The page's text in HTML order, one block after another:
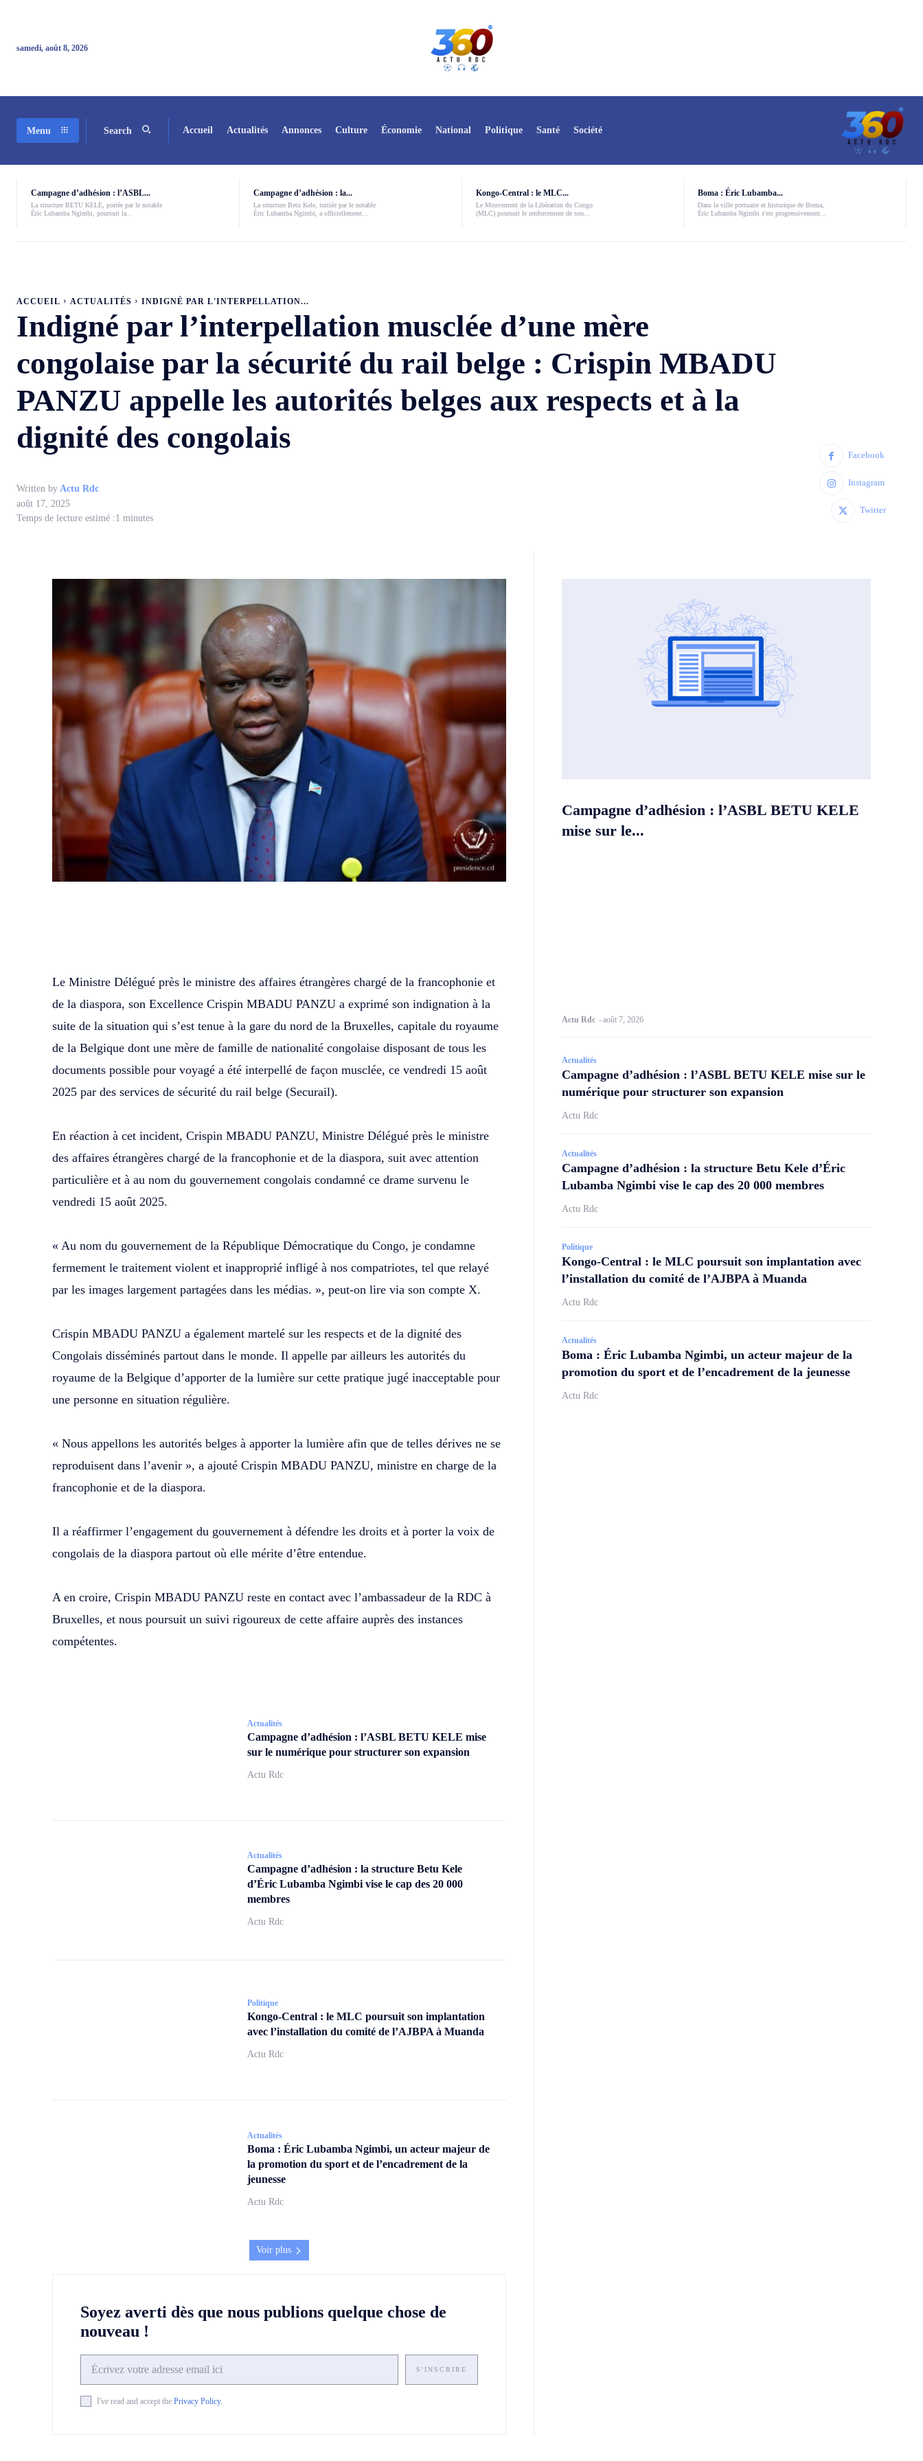
samedi, août 8, 2026
Menu Search Accueil Actualités Annonces Culture Économie National Politique Santé Société
Campagne d’adhésion : l’ASBL...
La structure BETU KELE, portée par le notable
Éric Lubamba Ngimbi, poursuit la...
Campagne d’adhésion : la...
La structure Betu Kele, initiée par le notable
Éric Lubamba Ngimbi, a officiellement...
Kongo-Central : le MLC...
Le Mouvement de la Libération du Congo
(MLC) poursuit le renforcement de son...
Boma : Éric Lubamba...
Dans la ville portuaire et historique de Boma,
Éric Lubamba Ngimbi s'est progressivement...
ACCUEIL ACTUALITÉS INDIGNÉ PAR L'INTERPELLATION...
Indigné par l’interpellation musclée d’une mère
congolaise par la sécurité du rail belge : Crispin MBADU
PANZU appelle les autorités belges aux respects et à la
dignité des congolais
Written by Actu Rdc
août 17, 2025
Temps de lecture estimé :1 minutes
Facebook
Instagram
Twitter
‎Le Ministre Délégué près le ministre des affaires étrangères chargé de la francophonie et
de la diaspora, son Excellence Crispin MBADU PANZU a exprimé son indignation à la
suite de la situation qui s’est tenue à la gare du nord de la Bruxelles, capitale du royaume
de la Belgique dont une mère de famille de nationalité congolaise disposant de tous les
documents possible pour voyagé a été interpellé de façon musclée, ce vendredi 15 août
2025 par des services de sécurité du rail belge (Securail).
‎En réaction à cet incident, Crispin MBADU PANZU, Ministre Délégué près le ministre
des affaires étrangères chargé de la francophonie et de la diaspora, suit avec attention
particulière et à au nom du gouvernement congolais condamné ce drame survenu le
vendredi 15 août 2025.
‎« Au nom du gouvernement de la République Démocratique du Congo, je condamne
fermement le traitement violent et inapproprié infligé à nos compatriotes, tel que relayé
par les images largement partagées dans les médias. », peut-on lire via son compte X.
‎Crispin MBADU PANZU a également martelé sur les respects et de la dignité des
Congolais disséminés partout dans le monde. Il appelle par ailleurs les autorités du
royaume de la Belgique d’apporter de la lumière sur cette pratique jugé inacceptable pour
une personne en situation régulière.
‎« Nous appellons les autorités belges à apporter la lumière afin que de telles dérives ne se
reproduisent dans l’avenir », a ajouté Crispin MBADU PANZU, ministre en charge de la
francophonie et de la diaspora.
‎Il a réaffirmer l’engagement du gouvernement à défendre les droits et à porter la voix de
congolais de la diaspora partout où elle mérite d’être entendue.
‎A en croire, Crispin MBADU PANZU reste en contact avec l’ambassadeur de la RDC à
Bruxelles, et nous poursuit un suivi rigoureux de cette affaire auprès des instances
compétentes.
Actualités
Campagne d’adhésion : l’ASBL BETU KELE mise
sur le numérique pour structurer son expansion
Actu Rdc
Actualités
Campagne d’adhésion : la structure Betu Kele
d’Éric Lubamba Ngimbi vise le cap des 20 000
membres
Actu Rdc
Politique
Kongo-Central : le MLC poursuit son implantation
avec l’installation du comité de l’AJBPA à Muanda
Actu Rdc
Actualités
Boma : Éric Lubamba Ngimbi, un acteur majeur de
la promotion du sport et de l’encadrement de la
jeunesse
Actu Rdc
Voir plus
Soyez averti dès que nous publions quelque chose de
nouveau !
S'INSCRIRE
I've read and accept the Privacy Policy.
Campagne d’adhésion : l’ASBL BETU KELE
mise sur le...
Actu Rdc -août 7, 2026
Actualités
Campagne d’adhésion : l’ASBL BETU KELE mise sur le
numérique pour structurer son expansion
Actu Rdc
Actualités
Campagne d’adhésion : la structure Betu Kele d’Éric
Lubamba Ngimbi vise le cap des 20 000 membres
Actu Rdc
Politique
Kongo-Central : le MLC poursuit son implantation avec
l’installation du comité de l’AJBPA à Muanda
Actu Rdc
Actualités
Boma : Éric Lubamba Ngimbi, un acteur majeur de la
promotion du sport et de l’encadrement de la jeunesse
Actu Rdc